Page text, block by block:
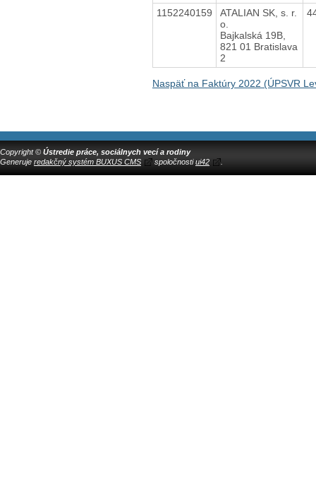
1152240159
ATALIAN SK, s. r.
o.
Bajkalská 19B,
821 01 Bratislava
2
Naspäť na Faktúry 2022 (ÚPSVR
Copyright © Ústredie práce, sociálnych vecí a rodiny
Generuje redakčný systém BUXUS CMS spoločnostiui42